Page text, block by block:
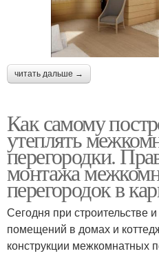
читать дальше →
Как самому
утеплять
перегородки.
монтажа
перегородок в
Сегодня при строительстве
помещений в домах и
конструкции межкомнатных